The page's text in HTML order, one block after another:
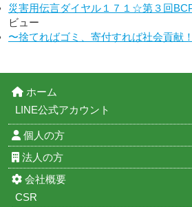
災害用伝言ダイヤル１７１☆第３回
ビュー
〜捨てればゴミ、寄付すれば社会貢献
ホーム
LINE公式アカウント
個人の方
法人の方
会社概要
CSR